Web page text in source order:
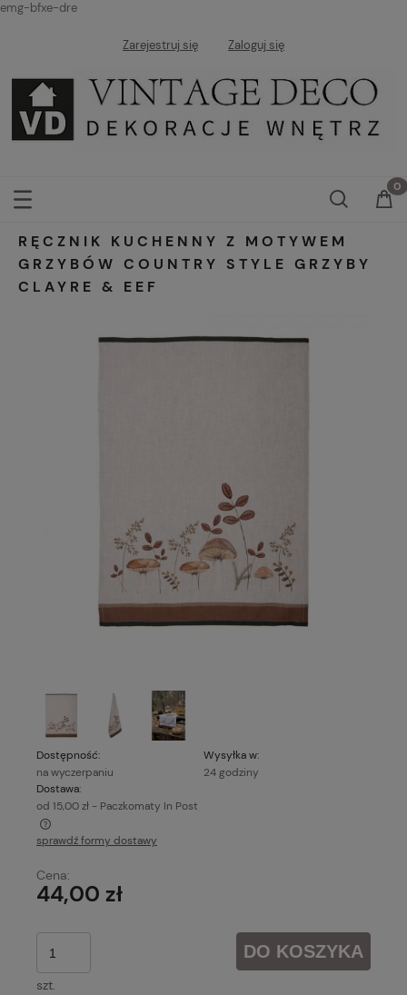
emg-bfxe-dre
Zarejestruj się Zaloguj się
RĘCZNIK KUCHENNY Z MOTYWEM
GRZYBÓW COUNTRY STYLE GRZYBY
CLAYRE & EEF
Dostępność:
na wyczerpaniu
Wysyłka w:
24 godziny
Dostawa:
od 15,00 zł - Paczkomaty In Post
Cena nie zawiera ewentualnych kosztów płatności
sprawdź formy dostawy
Cena:
44,00 zł
szt.
DO KOSZYKA